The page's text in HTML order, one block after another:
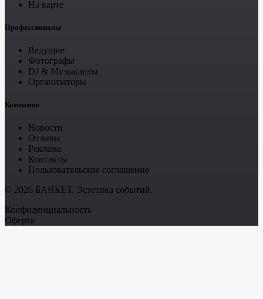
На карте
Профессионалы
Ведущие
Фотографы
DJ & Музыканты
Организаторы
Компания
Новости
Отзывы
Реклама
Контакты
Пользовательское соглашение
© 2026 БАНКЕТ. Эстетика событий.
Конфиденциальность
Оферта